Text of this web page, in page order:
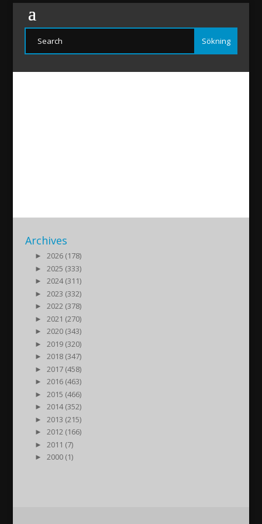
Archives
►
2026 (178)
►
2025 (333)
►
2024 (311)
►
2023 (332)
►
2022 (378)
►
2021 (270)
►
2020 (343)
►
2019 (320)
►
2018 (347)
►
2017 (458)
►
2016 (463)
►
2015 (466)
►
2014 (352)
►
2013 (215)
►
2012 (166)
►
2011 (7)
►
2000 (1)